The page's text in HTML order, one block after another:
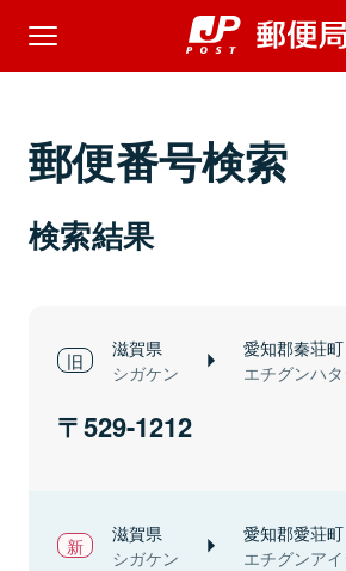
郵便番号検索
検索結果
滋賀県
シガケン
愛知郡秦荘町
エチグンハ
529-1212
滋賀県
シガケン
愛知郡愛荘町
エチグンア